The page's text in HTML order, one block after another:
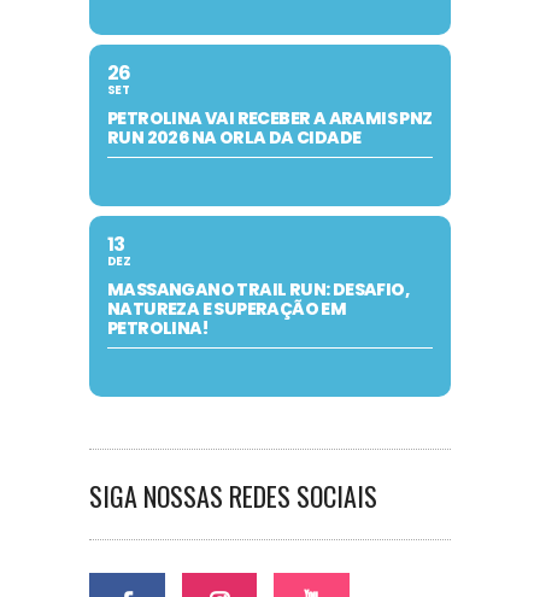
26
SET
PETROLINA VAI RECEBER A ARAMIS PNZ
RUN 2026 NA ORLA DA CIDADE
13
DEZ
MASSANGANO TRAIL RUN: DESAFIO,
NATUREZA E SUPERAÇÃO EM
PETROLINA!
SIGA NOSSAS REDES SOCIAIS